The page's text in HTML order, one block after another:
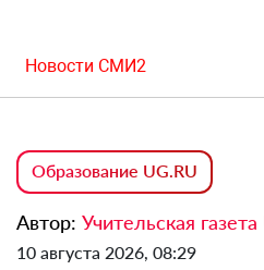
Новости СМИ2
Образование UG.RU
Автор: Учительская газета
10 августа 2026, 08:29